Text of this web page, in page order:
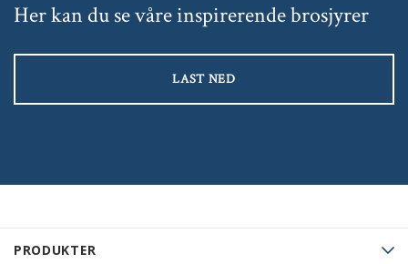
PRODUKTER
Her kan du se våre inspirerende brosjyrer
LAST NED